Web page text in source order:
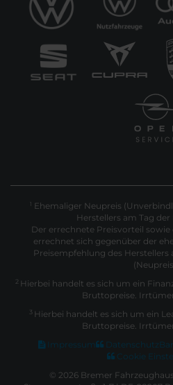
1 Ehemaliger Neupreis
Herstellers am Tag der
Der errechnete Preisvorteil sowie
errechnet sich gegenüber der
Preisempfehlung des Herstellers
2 Hierbei handelt es sich um ein
Bruttopreise.
3 Hierbei handelt es sich um ein
Bruttopreise.
Impressum
Datenschutz
Cookie
© 2026 Bremer